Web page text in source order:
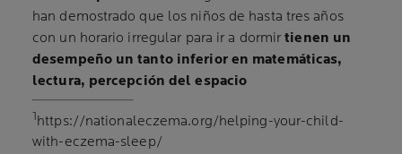
han demostrado que los niños de hasta tres años
con un horario irregular para ir a dormirtienen un
desempeño un tanto inferior en matemáticas,
lectura, percepción del espacio
1https://nationaleczema.org/helping-your-child-
with-eczema-sleep/